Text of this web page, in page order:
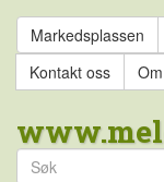
Markedsplassen
Kontakt oss